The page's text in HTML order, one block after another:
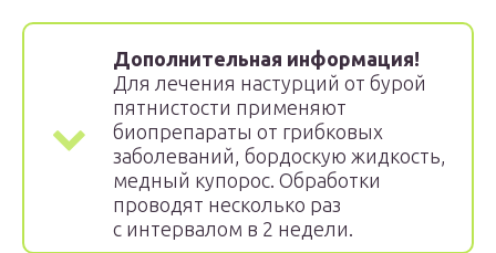
Дополнительная информация!
Для лечения настурций от бурой
пятнистости применяют
биопрепараты от грибковых
заболеваний, бордоскую жидкость,
медный купорос. Обработки
проводят несколько раз
с интервалом в 2 недели.